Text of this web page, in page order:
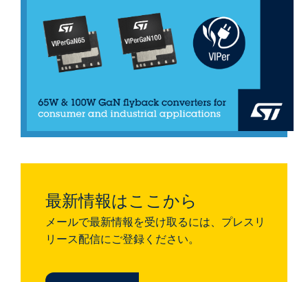
最新情報はここから
メールで最新情報を受け取るには、プレスリ
リース配信にご登録ください。